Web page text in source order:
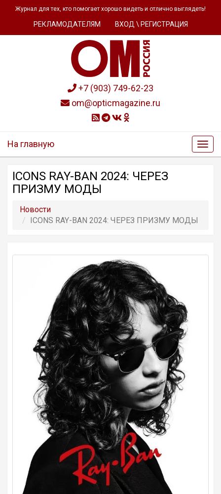
Журнал для тех, кто помогает хорошо видеть и отлично выглядеть!
РЕКЛАМОДАТЕЛЯМ ВХОД \ РЕГИСТРАЦИЯ
+7 (903) 749-62-23
om@opticmagazine.ru
На главную
ICONS RAY-BAN 2024: ЧЕРЕЗ
ПРИЗМУ МОДЫ
Новости
ICONS RAY-BAN 2024: ЧЕРЕЗ ПРИЗМУ МОДЫ